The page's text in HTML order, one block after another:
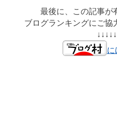
最後に、この記事が
ブログランキングにご協
に